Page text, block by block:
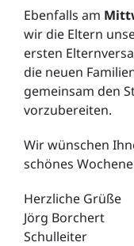
Ebenfalls am
wir die Eltern
ersten
die neuen
gemeinsam den
vorzubereiten.
Wir wünschen
schönes
Herzliche Grüße
Jörg Borchert
Schulleiter